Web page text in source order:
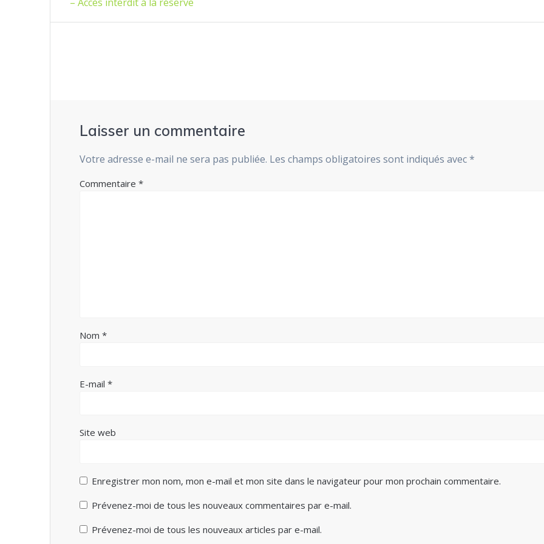
de
Laisser un commentaire
Votre adresse e-mail ne sera pas publiée. Les champs obligatoires sont indiqués avec*
Commentaire*
Nom*
E-mail*
Site web
Enregistrer mon nom, mon e-mail et mon site dans le navigateur pour mon prochain commentaire.
Prévenez-moi de tous les nouveaux commentaires par e-mail.
Prévenez-moi de tous les nouveaux articles par e-mail.